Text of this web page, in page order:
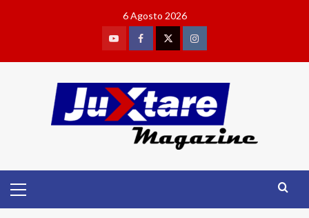
6 Agosto 2026
YoutubeFacebookTwitterInstagram
Menu